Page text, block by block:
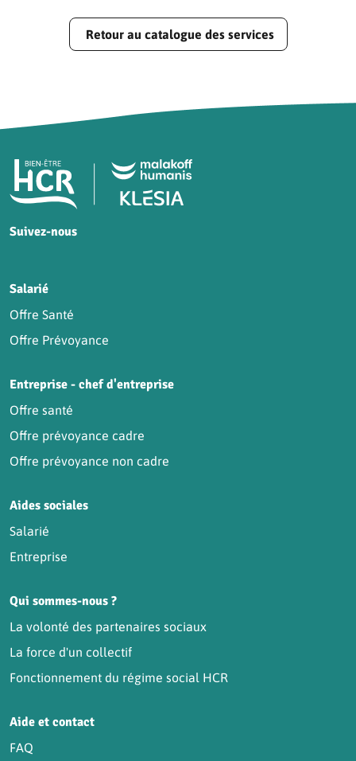
Retour au catalogue des services
Pied de page HCR Bien-Être
Suivez-nous
Salarié
Offre Santé
Offre Prévoyance
Entreprise - chef d'entreprise
Offre santé
Offre prévoyance cadre
Offre prévoyance non cadre
Aides sociales
Salarié
Entreprise
Qui sommes-nous ?
La volonté des partenaires sociaux
La force d'un collectif
Fonctionnement du régime social HCR
Aide et contact
FAQ